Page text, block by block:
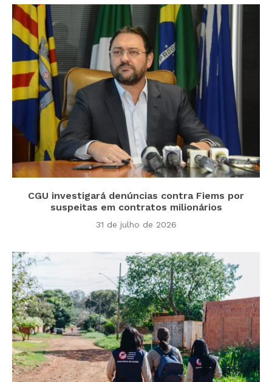
CGU investigará denúncias contra Fiems por
suspeitas em contratos milionários
31 de julho de 2026